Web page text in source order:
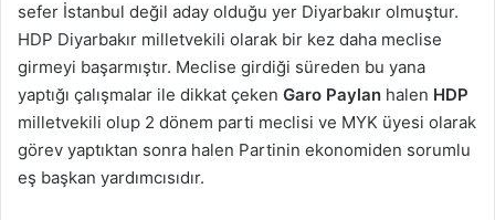
sefer İstanbul değil aday olduğu yer Diyarbakır olmuştur.
HDP Diyarbakır milletvekili olarak bir kez daha meclise
girmeyi başarmıştır. Meclise girdiği süreden bu yana
yaptığı çalışmalar ile dikkat çeken Garo Paylan halen HDP
milletvekili olup 2 dönem parti meclisi ve MYK üyesi olarak
görev yaptıktan sonra halen Partinin ekonomiden sorumlu
eş başkan yardımcısıdır.